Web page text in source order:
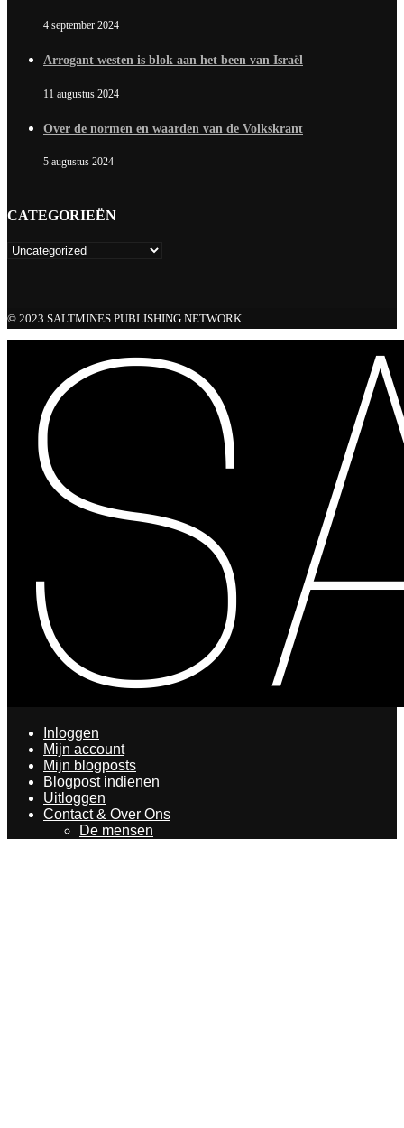
4 september 2024
Arrogant westen is blok aan het been van Israël
11 augustus 2024
Over de normen en waarden van de Volkskrant
5 augustus 2024
CATEGORIEËN
© 2023 SALTMINES PUBLISHING NETWORK
Inloggen
Mijn account
Mijn blogposts
Blogpost indienen
Uitloggen
Contact & Over Ons
De mensen